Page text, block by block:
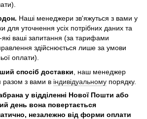
Наші менеджери зв'яжуться з вами у
для уточнення усіх потрібних даних та
які ваші запитання (за тарифами
здійснюється лише за умови
оплати).
спосіб доставки , наш менеджер
разом з вами в індивідуальному порядку.
у відділенні Нової Пошти або
день вона повертається
незалежно від форми оплати